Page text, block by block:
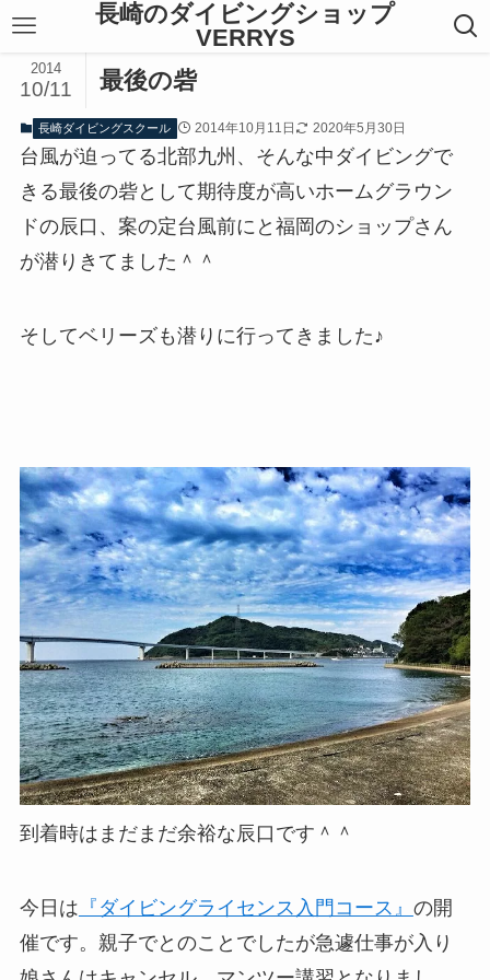
長崎のダイビングショップ
VERRYS
最後の砦
2014
10/11
長崎ダイビングスクール 2014年10月11日 2020年5月30日
台風が迫ってる北部九州、そんな中ダイビングで
きる最後の砦として期待度が高いホームグラウン
ドの辰口、案の定台風前にと福岡のショップさん
が潜りきてました＾＾
そしてベリーズも潜りに行ってきました♪
到着時はまだまだ余裕な辰口です＾＾
今日は 『ダイビングライセンス入門コース』 の開
催です。親子でとのことでしたが急遽仕事が入り